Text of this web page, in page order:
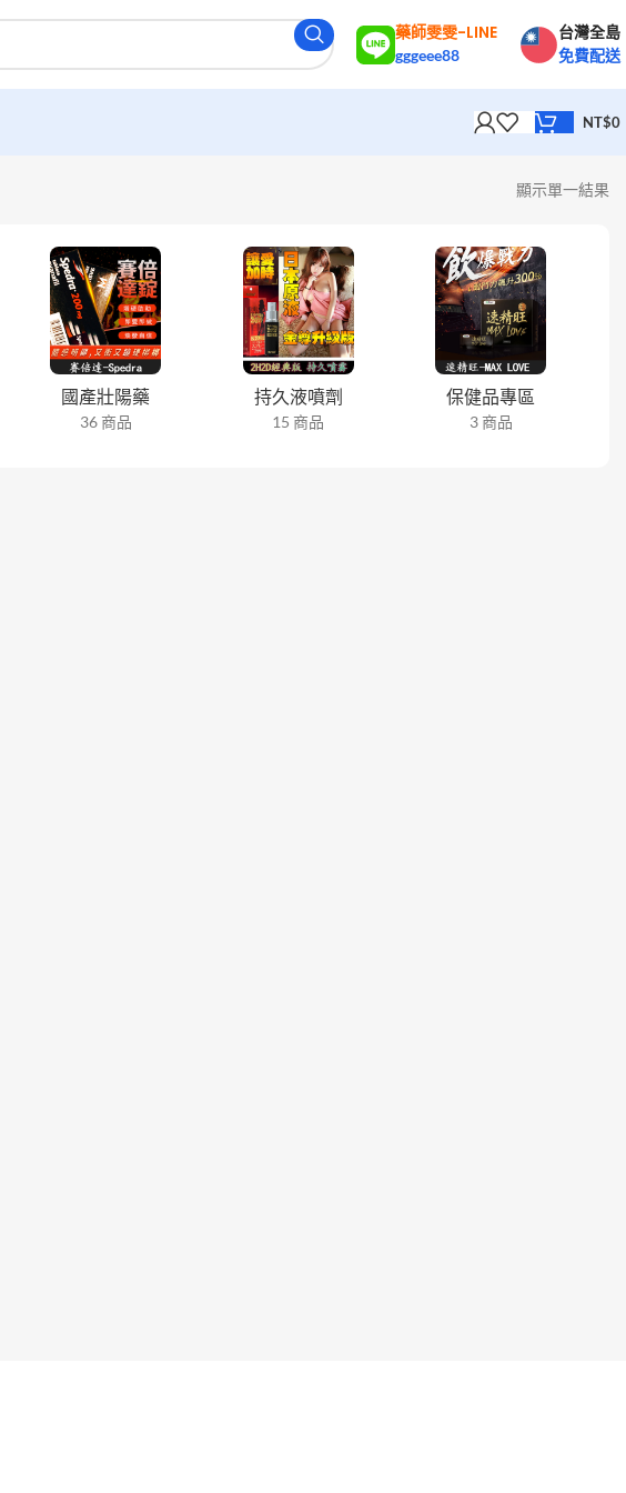
藥師雯雯-LINE
gggeee88
台灣全島
免費配送
NT$0
顯示單一結果
國產壯陽藥
36 商品
持久液噴劑
15 商品
保健品專區
3 商品